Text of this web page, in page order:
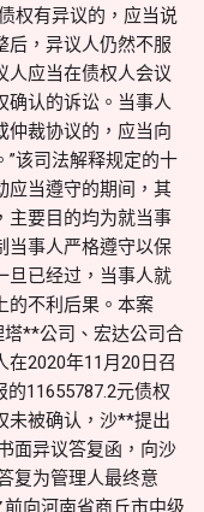
权有异议的，应当说
后，异议人仍然不服
人应当在债权人会议
确认的诉讼。当事人
仲裁协议的，应当向
该司法解释规定的十
应当遵守的期间，其
主要目的均为就当事
当事人严格遵守以保
旦已经过，当事人就
的不利后果。本案
塔**公司、宏达公司合
2020年11月20日召
11655787.2元债权
未被确认，沙**提出
面异议答复函，向沙
复为管理人最终意
向河南省商丘市中级